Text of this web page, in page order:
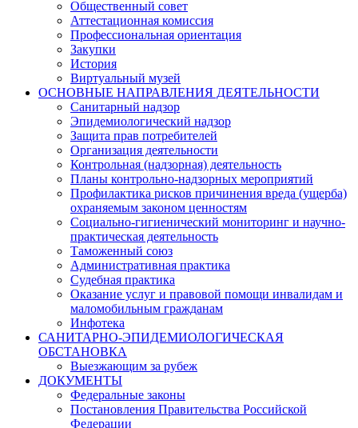
Общественный совет
Аттестационная комиссия
Профессиональная ориентация
Закупки
История
Виртуальный музей
ОСНОВНЫЕ НАПРАВЛЕНИЯ ДЕЯТЕЛЬНОСТИ
Санитарный надзор
Эпидемиологический надзор
Защита прав потребителей
Организация деятельности
Контрольная (надзорная) деятельность
Планы контрольно-надзорных мероприятий
Профилактика рисков причинения вреда (ущерба)
охраняемым законом ценностям
Социально-гигиенический мониторинг и научно-
практическая деятельность
Таможенный союз
Административная практика
Судебная практика
Оказание услуг и правовой помощи инвалидам и
маломобильным гражданам
Инфотека
САНИТАРНО-ЭПИДЕМИОЛОГИЧЕСКАЯ
ОБСТАНОВКА
Выезжающим за рубеж
ДОКУМЕНТЫ
Федеральные законы
Постановления Правительства Российской
Федерации